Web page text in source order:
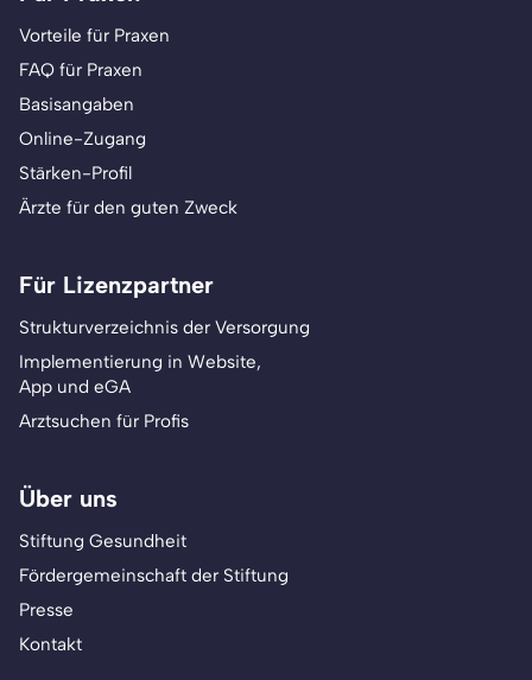
Vorteile für Praxen
FAQ für Praxen
Basisangaben
Online-Zugang
Stärken-Profil
Ärzte für den guten Zweck
Für Lizenzpartner
Strukturverzeichnis der Versorgung
Implementierung in Website,
App und eGA
Arztsuchen für Profis
Über uns
Stiftung Gesundheit
Fördergemeinschaft der Stiftung
Presse
Kontakt